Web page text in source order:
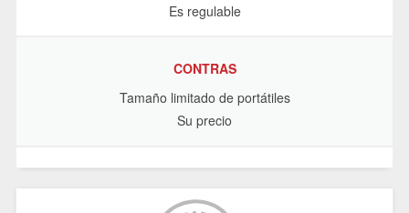
Es regulable
CONTRAS
Tamaño limitado de portátiles
Su precio